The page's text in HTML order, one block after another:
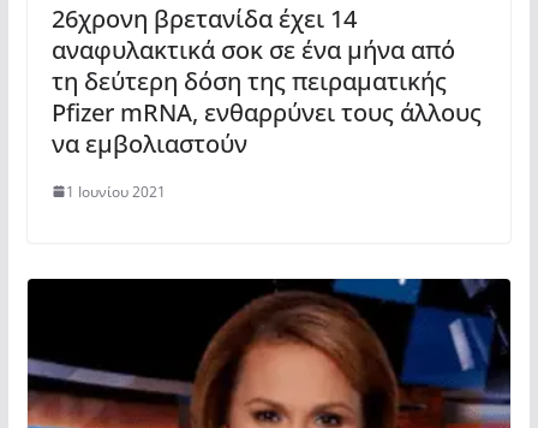
26χρονη βρετανίδα έχει 14
αναφυλακτικά σοκ σε ένα μήνα από
τη δεύτερη δόση της πειραματικής
Pfizer mRNA, ενθαρρύνει τους άλλους
να εμβολιαστούν
1 Ιουνίου 2021